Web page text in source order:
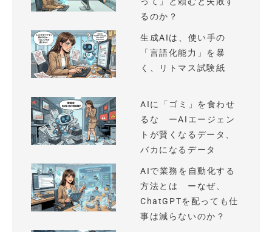
るのか？
生成AIは、使い手の
「言語化能力」を暴
く、リトマス試験紙
AIに「ゴミ」を食わせ
るな ーAIエージェン
トが賢くなるデータ、
バカになるデータ
AIで業務を自動化する
方法とは ーなぜ、
ChatGPTを配っても仕
事は減らないのか？